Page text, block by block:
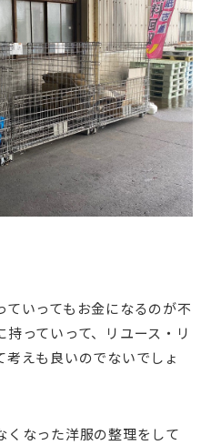
ていってもお金になるのが不
っていって、リユース・リ
えも良いのでないでしょ
くなった洋服の整理をして